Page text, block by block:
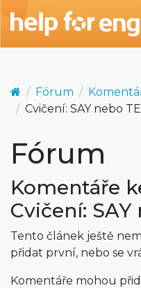
Fórum
Cvičení: SAY nebo
Fórum
Komentáře
Cvičení: SAY
Tento článek ještě
přidat první, nebo se
Komentáře mohou